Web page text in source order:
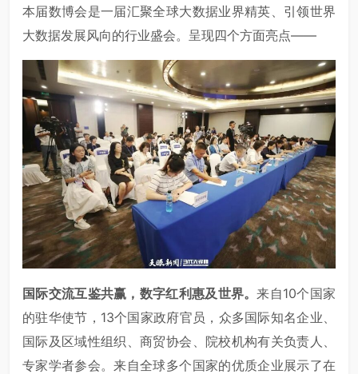
本届数博会是一届汇聚全球大数据业界精英、引领世界
大数据发展风向的行业盛会。呈现四个方面亮点——
国际交流互鉴共赢，数字红利惠及世界。来自10个国家
的驻华使节，13个国家政府官员，众多国际知名企业、
国际及区域性组织、商贸协会、院校机构有关负责人、
专家学者参会。来自全球多个国家的优质企业展示了在